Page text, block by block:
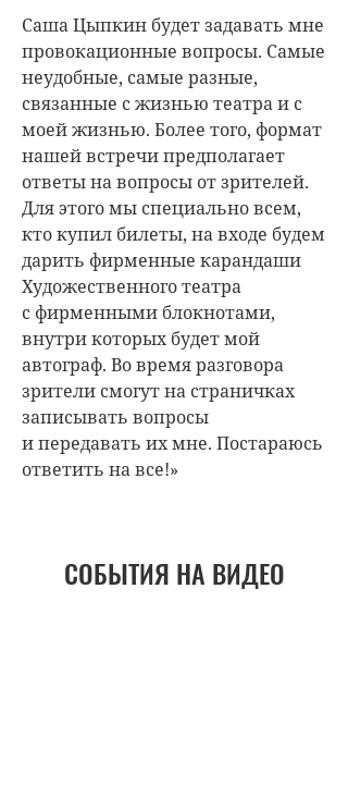
Саша Цыпкин будет задавать мне
провокационные вопросы. Самые
неудобные, самые разные,
связанные с жизнью театра и с
моей жизнью. Более того, формат
нашей встречи предполагает
ответы на вопросы от зрителей.
Для этого мы специально всем,
кто купил билеты, на входе будем
дарить фирменные карандаши
Художественного театра
с фирменными блокнотами,
внутри которых будет мой
автограф. Во время разговора
зрители смогут на страничках
записывать вопросы
и передавать их мне. Постараюсь
ответить на все!»
СОБЫТИЯ НА ВИДЕО